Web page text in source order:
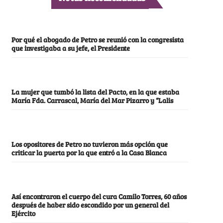
Por qué el abogado de Petro se reunió con la congresista
que investigaba a su jefe, el Presidente
La mujer que tumbó la lista del Pacto, en la que estaba
María Fda. Carrascal, María del Mar Pizarro y “Lalis
Los opositores de Petro no tuvieron más opción que
criticar la puerta por la que entró a la Casa Blanca
Así encontraron el cuerpo del cura Camilo Torres, 60 años
después de haber sido escondido por un general del
Ejército